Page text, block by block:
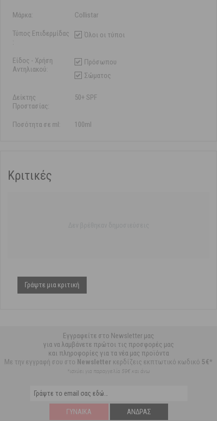
Μάρκα: Collistar
Τύπος Επιδερμίδας
:
Όλοι οι τύποι
Είδος - Χρήση
Αντηλιακού:
Πρόσωπου
Σώματος
Δείκτης
Προστασίας:
50+ SPF
Ποσότητα σε ml: 100ml
Κριτικές
Γράψτε μια κριτική
Εγγραφείτε στο Newsletter μας
για να λαμβάνετε πρώτοι τις προσφορές μας
και πληροφορίες για τα νέα μας προϊόντα
Με την εγγραφή σου στο Newsletter κερδίζεις εκπτωτικό κωδικό 5€*
*ισχύει για παραγγελία 59€ και άνω
ΓΥΝΑΊΚΑ ΆΝΔΡΑΣ